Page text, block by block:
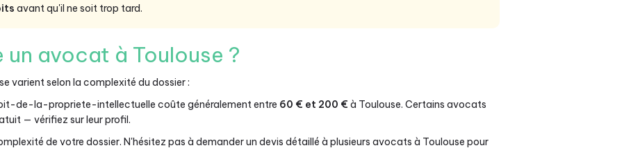
avant qu'il ne soit trop tard.
avocat à Toulouse ?
varient selon la complexité du dossier :
de-la-propriete-intellectuelle coûte généralement entre 60 € et 200 € à Toulouse. Certains avocats
— vérifiez sur leur profil.
de votre dossier. N'hésitez pas à demander un devis détaillé à plusieurs avocats à Toulouse pour